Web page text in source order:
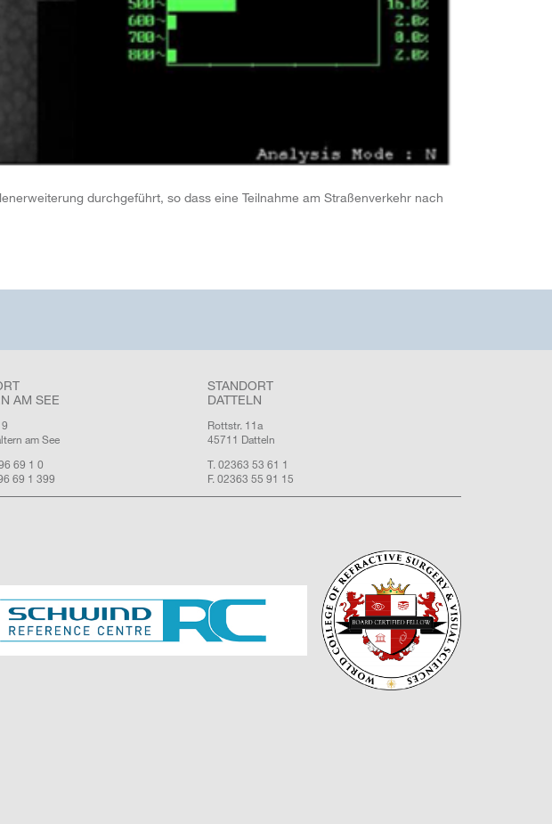
durchgeführt, so dass eine Teilnahme am Straßenverkehr nach
AM SEE
am See
69 1 0
69 1 399
STANDORT
DATTELN
Rottstr. 11a
45711 Datteln
T. 02363 53 61 1
F. 02363 55 91 15